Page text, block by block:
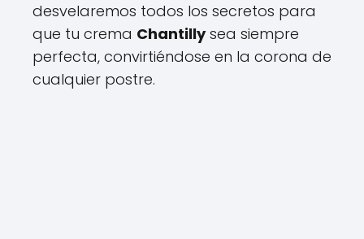
desvelaremos todos los secretos para
que tu crema Chantillysea siempre
perfecta, convirtiéndose en la corona de
cualquier postre.